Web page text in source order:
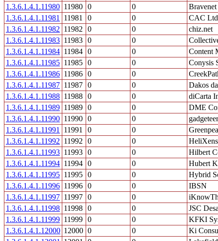
1.3.6.1.4.1.11980 11980 0 0
1.3.6.1.4.1.11981
11981 0 0
CAC Ltd
1.3.6.1.4.1.11982 11982 0 0
chiz.net
1.3.6.1.4.1.11983 11983 0 0
1.3.6.1.4.1.11984 11984 0 0
Content
1.3.6.1.4.1.11985 11985 0 0
Conysis
1.3.6.1.4.1.11986 11986 0 0
1.3.6.1.4.1.11987 11987 0 0
Dakos
1.3.6.1.4.1.11988 11988 0 0
diCarta
1.3.6.1.4.1.11989 11989 0 0
DME
1.3.6.1.4.1.11990 11990 0 0
1.3.6.1.4.1.11991
11991 0 0
1.3.6.1.4.1.11992 11992 0 0
1.3.6.1.4.1.11993 11993 0 0
Hilbert
1.3.6.1.4.1.11994 11994 0 0
Hubert
1.3.6.1.4.1.11995 11995 0 0
Hybrid
1.3.6.1.4.1.11996 11996 0 0
IBSN
1.3.6.1.4.1.11997 11997 0 0
1.3.6.1.4.1.11998 11998 0 0
JSC
1.3.6.1.4.1.11999 11999 0 0
KFKI
1.3.6.1.4.1.12000 12000 0 0
Ki